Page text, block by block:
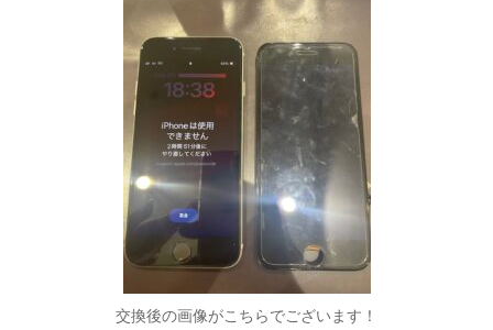
交換後の画像がこちらでございます！